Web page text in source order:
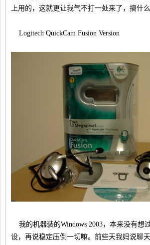
上用的，这就更让我气不打一处来了，搞什
Logitech QuickCam Fusion Version
我的机器装的Windows 2003，本来没有想
设，再说稳定压倒一切嘛。前些天我妈说聊